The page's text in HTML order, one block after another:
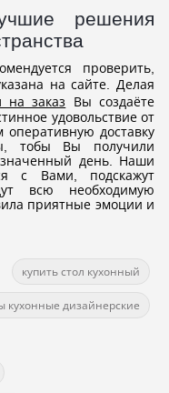
решения
проверить,
на сайте. Делая
на заказ Вы создаёте
удовольствие от
доставку
тобы Вы получили
день. Наши
с Вами, подскажут
всю необходимую
приятные эмоции и
купить стол кухонный
кухонные дизайнерские